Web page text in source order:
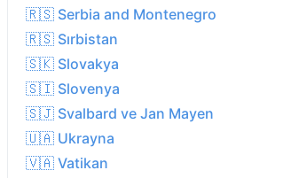
05:51 AM
08:07 PM
New Moon
🇷🇸 Serbia and Montenegro
🇷🇸 Sırbistan
🇸🇰 Slovakya
🇸🇮 Slovenya
🇸🇯 Svalbard ve Jan Mayen
🇺🇦 Ukrayna
🇻🇦 Vatikan